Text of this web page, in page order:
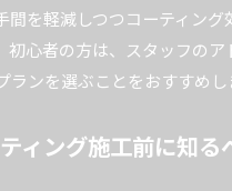
間を軽減しつつコーティン
初心者の方は、スタッフの
ランを選ぶことをおすすめし
ィング施工前に知る